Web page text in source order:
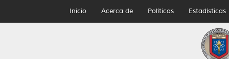
Inicio Acerca de Políticas Estadísticas